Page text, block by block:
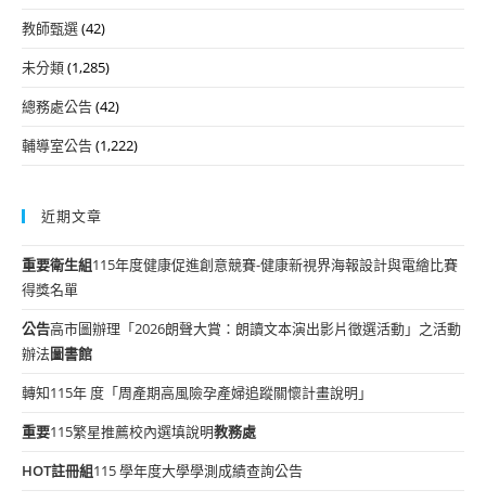
教師甄選(42)
未分類(1,285)
總務處公告(42)
輔導室公告(1,222)
近期文章
重要衛生組115年度健康促進創意競賽-健康新視界海報設計與電繪比賽
得獎名單
公告高市圖辦理「2026朗聲大賞：朗讀文本演出影片徵選活動」之活動
辦法圖書館
轉知115年 度「周產期高風險孕產婦追蹤關懷計畫說明」
重要115繁星推薦校內選填說明教務處
HOT註冊組115 學年度大學學測成績查詢公告